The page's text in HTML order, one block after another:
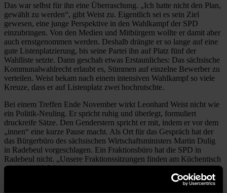
Das war selbst für ihn eine Überraschung. „Ich hatte nicht den Plan,
gewählt zu werden“, gibt Weist zu. Eigentlich sei es sein Ziel
gewesen, eine junge Perspektive in den Wahlkampf der SPD
einzubringen. Von den Medien und Mitbürgern wollte er damit aber
auch ernstgenommen werden. Deshalb drängte er so lange auf eine
gute Listenplatzierung, bis seine Partei ihn auf Platz fünf der
Wahlliste setzte. Dann geschah etwas Erstaunliches: Das sächsische
Kommunalwahlrecht erlaubt es, Stimmen auf einzelne Bewerber zu
verteilen. Weist bekam nach einem intensiven Wahlkampf so viele
Kreuze, dass er auf Listenplatz zwei hochrutschte.
Bei einem Treffen Ende November wirkt Leonhard Weist nicht wie
ein Politik-Neuling. Er spricht ruhig und überlegt, formuliert
druckreife Sätze. Den Genderstern spricht er mit, indem er vor dem
„innen“ eine kurze Pause macht. Als Ort für das Gespräch hat der
das Bürgerbüro des sächsischen Wirtschaftsministers Martin Dulig
in Radebeul vorgeschlagen. Ein Fraktionsbüro hat die SPD in
Radebeul nicht. „Unsere Fraktionssitzungen finden am Küchentisch
statt“, erzählt Weist.